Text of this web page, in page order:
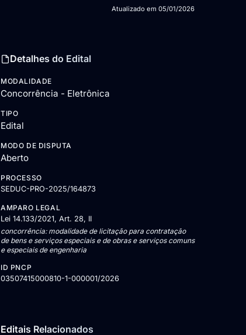
Atualizado em 05/01/2026
Detalhes do Edital
MODALIDADE
Concorrência - Eletrônica
TIPO
Edital
MODO DE DISPUTA
Aberto
PROCESSO
SEDUC-PRO-2025/164873
AMPARO LEGAL
Lei 14.133/2021, Art. 28, II
concorrência: modalidade de licitação para contratação
de bens e serviços especiais e de obras e serviços comuns
e especiais de engenharia
ID PNCP
03507415000810-1-000001/2026
Editais Relacionados